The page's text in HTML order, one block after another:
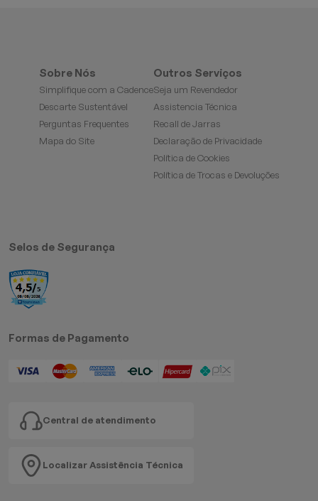
Sobre Nós
Simplifique com a Cadence
Descarte Sustentável
Perguntas Frequentes
Mapa do Site
Outros Serviços
Seja um Revendedor
Assistencia Técnica
Recall de Jarras
Declaração de Privacidade
Política de Cookies
Política de Trocas e Devoluções
Selos de Segurança
Formas de Pagamento
Central de atendimento
Localizar Assistência Técnica